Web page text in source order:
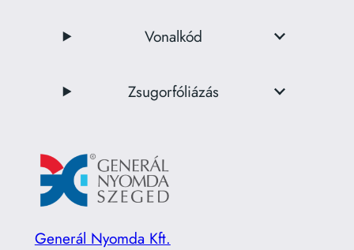
Vonalkód
Zsugorfóliázás
Generál Nyomda Kft.